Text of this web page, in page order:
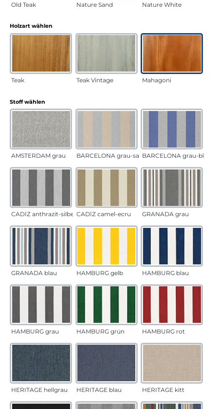
Old Teak Nature Sand Nature White
Holzart wählen
Teak Teak Vintage Mahagoni
Stoff wählen
AMSTERDAM grau BARCELONA grau-sandBARCELONA grau-blau
CADÍZ anthrazit-silber CADÍZ camel-ecru GRANADA grau
GRANADA blau HAMBURG gelb HAMBURG blau
HAMBURG grau HAMBURG grün HAMBURG rot
HERITAGE hellgrau HERITAGE blau HERITAGE kitt